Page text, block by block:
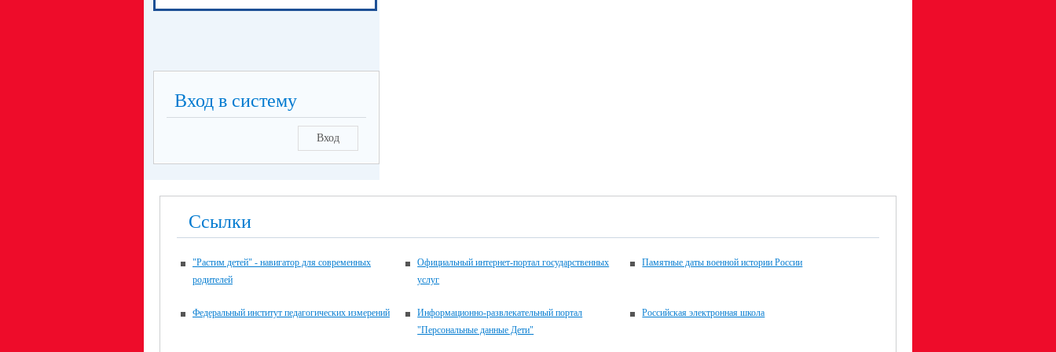
Вход в систему
Вход
Ссылки
"Растим детей" - навигатор для современных
родителей
Официальный интернет-портал государственных
услуг
Памятные даты военной истории России
Федеральный институт педагогических измерений
Информационно-развлекательный портал
"Персональные данные Дети"
Российская электронная школа